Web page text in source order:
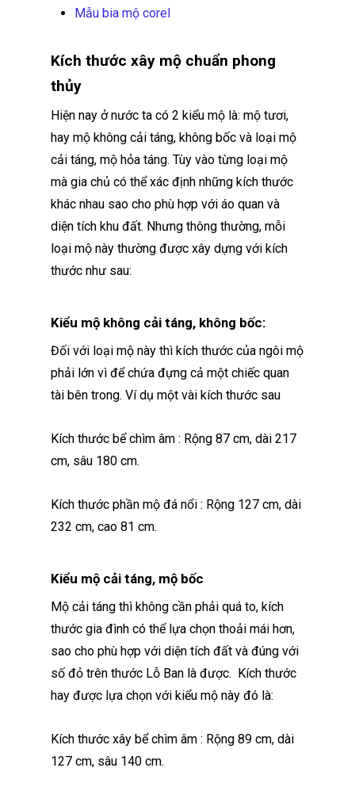
Mẫu bia mộ corel
Kích thước xây mộ chuẩn phong
thủy
Hiện nay ở nước ta có 2 kiểu mộ là: mộ tươi,
hay mộ không cải táng, không bốc và loại mộ
cải táng, mộ hỏa táng. Tùy vào từng loại mộ
mà gia chủ có thể xác định những kích thước
khác nhau sao cho phù hợp với áo quan và
diện tích khu đất. Nhưng thông thường, mỗi
loại mộ này thường được xây dựng với kích
thước như sau:
Kiểu mộ không cải táng, không bốc:
Đối với loại mộ này thì kích thước của ngôi mộ
phải lớn vì để chứa đựng cả một chiếc quan
tài bên trong. Ví dụ một vài kích thước sau
Kích thước bể chìm âm : Rộng 87 cm, dài 217
cm, sâu 180 cm.
Kích thước phần mộ đá nổi : Rộng 127 cm, dài
232 cm, cao 81 cm.
Kiểu mộ cải táng, mộ bốc
Mộ cải táng thì không cần phải quá to, kích
thước gia đình có thể lựa chọn thoải mái hơn,
sao cho phù hợp với diện tích đất và đúng với
số đỏ trên thước Lỗ Ban là được. Kích thước
hay được lựa chọn với kiểu mộ này đó là:
Kích thước xây bể chìm âm : Rộng 89 cm, dài
127 cm, sâu 140 cm.